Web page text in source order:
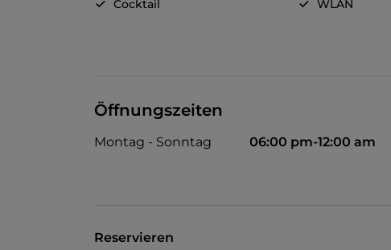
Cocktail WLAN
Öffnungszeiten
Montag - Sonntag 06:00 pm-12:00 am
Reservieren